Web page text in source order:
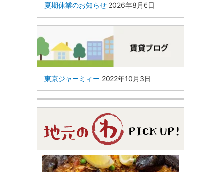
夏期休業のお知らせ 2026年8月6日
東京ジャーミィー 2022年10月3日